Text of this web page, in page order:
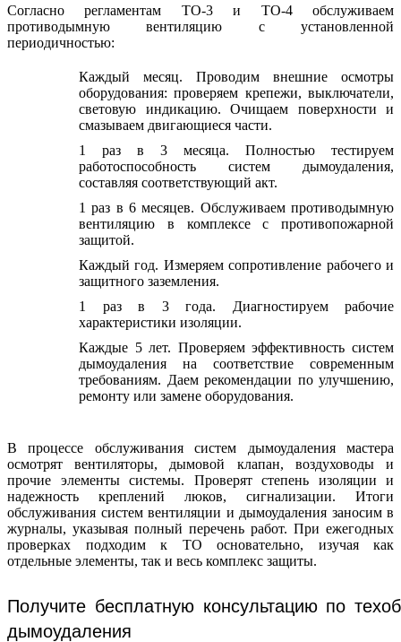
Согласно регламентам ТО-3 и ТО-4 обслуживаем
противодымную вентиляцию с установленной
периодичностью:
Каждый месяц. Проводим внешние осмотры
оборудования: проверяем крепежи, выключатели,
световую индикацию. Очищаем поверхности и
смазываем двигающиеся части.
1 раз в 3 месяца. Полностью тестируем
работоспособность систем дымоудаления,
составляя соответствующий акт.
1 раз в 6 месяцев. Обслуживаем противодымную
вентиляцию в комплексе с противопожарной
защитой.
Каждый год. Измеряем сопротивление рабочего и
защитного заземления.
1 раз в 3 года. Диагностируем рабочие
характеристики изоляции.
Каждые 5 лет. Проверяем эффективность систем
дымоудаления на соответствие современным
требованиям. Даем рекомендации по улучшению,
ремонту или замене оборудования.
В процессе обслуживания систем дымоудаления мастера
осмотрят вентиляторы, дымовой клапан, воздуховоды и
прочие элементы системы. Проверят степень изоляции и
надежность креплений люков, сигнализации. Итоги
обслуживания систем вентиляции и дымоудаления заносим в
журналы, указывая полный перечень работ. При ежегодных
проверках подходим к ТО основательно, изучая как
отдельные элементы, так и весь комплекс защиты.
Получите бесплатную консультацию по
дымоудаления